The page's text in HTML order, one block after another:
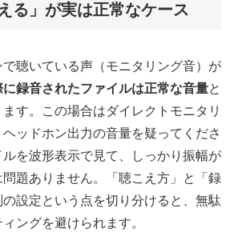
る」が実は正常なケース
聴いている声（モニタリング音）が
に録音されたファイルは正常な音量と
す。この場合はダイレクトモニタリ
ッドホン出力の音量を疑ってくださ
を波形表示で見て、しっかり振幅が
題ありません。「聴こえ方」と「録
設定という点を切り分けると、無駄
ングを避けられます。